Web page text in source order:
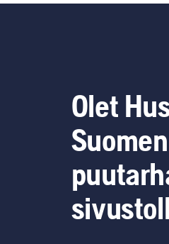
Olet